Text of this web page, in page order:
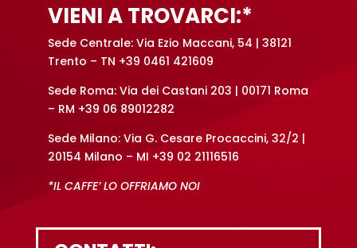
VIENI A TROVARCI:*
Sede Centrale: Via Ezio Maccani, 54 | 38121
Trento – TN +39 0461 421609
Sede Roma: Via dei Castani 203 | 00171 Roma
– RM +39 06 89012282
Sede Milano: Via G. Cesare Procaccini, 32/2 |
20154 Milano – MI +39 02 21116516
*IL CAFFE’ LO OFFRIAMO NOI